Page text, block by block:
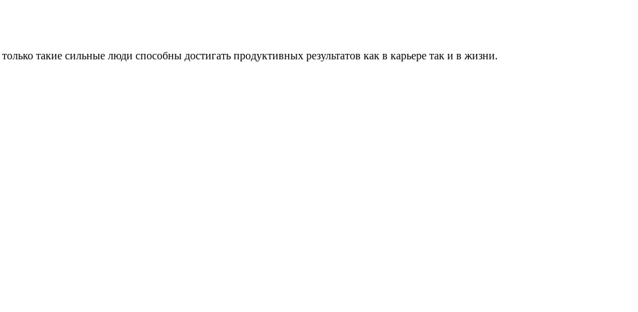
такие сильные люди способны достигать продуктивных результатов как в карьере так и в жизни.